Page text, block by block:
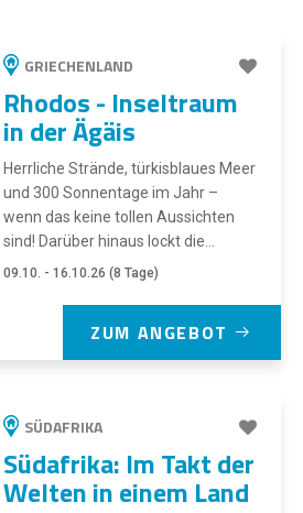
GRIECHENLAND
Rhodos - Inseltraum
in der Ägäis
Herrliche Strände, türkisblaues Meer
und 300 Sonnentage im Jahr –
wenn das keine tollen Aussichten
sind! Darüber hinaus lockt die...
09.10. - 16.10.26 (8 Tage)
ZUM ANGEBOT
SÜDAFRIKA
Südafrika: Im Takt der
Welten in einem Land